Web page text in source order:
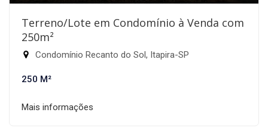
Terreno/Lote em Condomínio à Venda com
250m²
Condomínio Recanto do Sol, Itapira-SP
250 M²
Mais informações